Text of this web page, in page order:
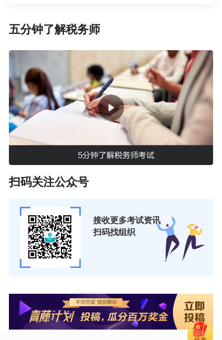
五分钟了解税务师
扫码关注公众号
接收更多考试资讯
扫码找组织